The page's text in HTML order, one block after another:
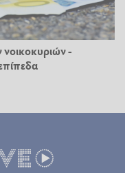
νοικοκυριών -